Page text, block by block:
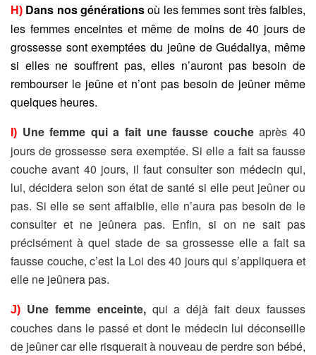
H) Dans nos générationsoù les femmes sont très faibles,
les femmes enceintes et même de moins de 40 jours de
grossesse sont exemptées du jeûne de Guédaliya, même
si elles ne souffrent pas, elles n’auront pas besoin de
rembourser le jeûne et n’ont pas besoin de jeûner même
quelques heures.
I) Une femme qui a fait une fausse coucheaprès 40
jours de grossesse sera exemptée. Si elle a fait sa fausse
couche avant 40 jours, il faut consulter son médecin qui,
lui, décidera selon son état de santé si elle peut jeûner ou
pas. Si elle se sent affaiblie, elle n’aura pas besoin de le
consulter et ne jeûnera pas. Enfin, si on ne sait pas
précisément à quel stade de sa grossesse elle a fait sa
fausse couche, c’est la Loi des 40 jours qui s’appliquera et
elle ne jeûnera pas.
J) Une femme enceinte,qui a déjà fait deux fausses
couches dans le passé et dont le médecin lui déconseille
de jeûner car elle risquerait à nouveau de perdre son bébé,